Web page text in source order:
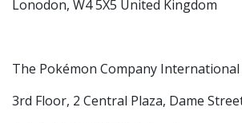
Lonodon, W4 5X5 United Kingdom
The Pokémon Company
3rd Floor, 2 Central Plaza, Dame